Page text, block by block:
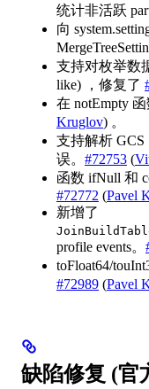
统计非活跃
向
支持对枚举数
like) ，修复了
在 notEmpty
Kruglov) 。
支持解析 GCS
误。 #72753 (
函数 ifNull 和
#72772 (Pavel
新增了
profile events。
toFloat64/
#72989 (Pavel
缺陷修复 (官